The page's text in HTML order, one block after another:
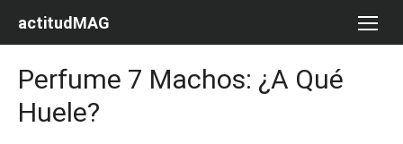
actitudMAG
Perfume 7 Machos: ¿A Qué
Huele?